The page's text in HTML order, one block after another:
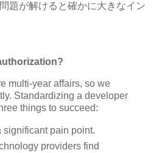
題が解けると確かに大きなイン
multi-year affairs, so we
Standardizing a developer
things to succeed:
significant pain point.
providers find